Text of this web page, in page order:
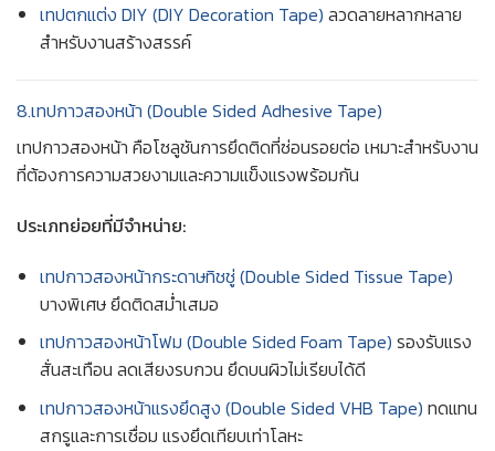
เทปตกแต่ง DIY (DIY Decoration Tape) ลวดลายหลากหลาย
สำหรับงานสร้างสรรค์
8.เทปกาวสองหน้า (Double Sided Adhesive Tape)
เทปกาวสองหน้า คือโซลูชันการยึดติดที่ซ่อนรอยต่อ เหมาะสำหรับงาน
ที่ต้องการความสวยงามและความแข็งแรงพร้อมกัน
ประเภทย่อยที่มีจำหน่าย:
เทปกาวสองหน้ากระดาษทิชชู่ (Double Sided Tissue Tape)
บางพิเศษ ยึดติดสม่ำเสมอ
เทปกาวสองหน้าโฟม (Double Sided Foam Tape) รองรับแรง
สั่นสะเทือน ลดเสียงรบกวน ยึดบนผิวไม่เรียบได้ดี
เทปกาวสองหน้าแรงยึดสูง (Double Sided VHB Tape) ทดแทน
สกรูและการเชื่อม แรงยึดเทียบเท่าโลหะ